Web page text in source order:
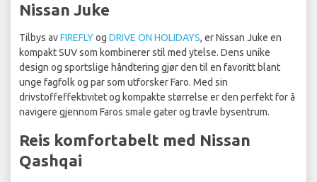
Nissan Juke
Tilbys avFIREFLYog DRIVE ON HOLIDAYS, er Nissan Juke en
kompakt SUV som kombinerer stil med ytelse. Dens unike
design og sportslige håndtering gjør den til en favoritt blant
unge fagfolk og par som utforsker Faro. Med sin
drivstoffeffektivitet og kompakte størrelse er den perfekt for å
navigere gjennom Faros smale gater og travle bysentrum.
Reis komfortabelt med Nissan
Qashqai